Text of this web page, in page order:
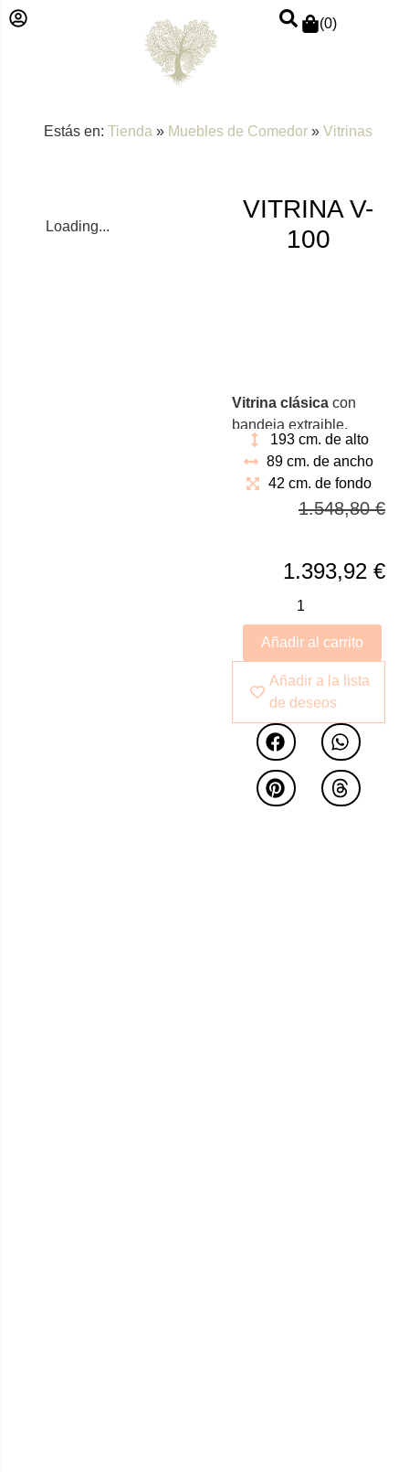
(0)
Estás en: Tienda » Muebles de Comedor » Vitrinas
Loading...
VITRINA V-
100
Vitrina clásicacon
bandeja extraible.
Acristalada para
ofrecer transparencia y
amplitud. Parte inferior
con puertas y cajones
193 cm. de alto
89 cm. de ancho
42 cm. de fondo
1.548,80€
1.393,92 €
Añadir al carrito
Añadir a la lista
de deseos